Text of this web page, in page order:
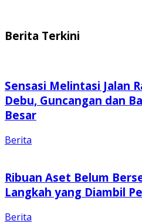
Berita Terkini
Sensasi Melintasi Jalan
Debu, Guncangan dan
Besar
Berita
Ribuan Aset Belum
Langkah yang Diambil
Berita